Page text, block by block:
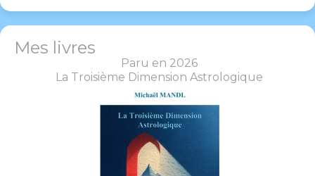
Mes livres
Paru en 2026
La Troisième Dimension Astrologique